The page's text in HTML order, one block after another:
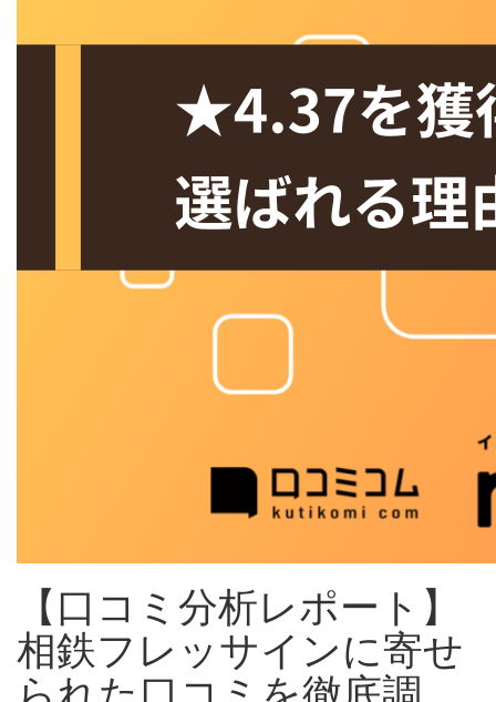
【口コミ分析レポート】
相鉄フレッサインに寄せ